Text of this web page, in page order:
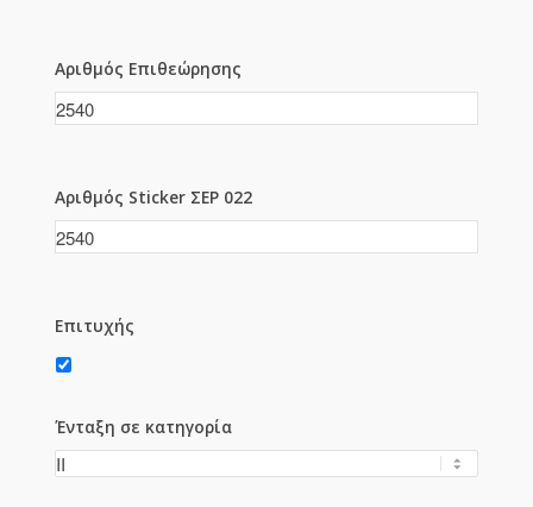
Αριθμός Επιθεώρησης
Αριθμός Sticker ΣΕΡ 022
Επιτυχής
Ένταξη σε κατηγορία